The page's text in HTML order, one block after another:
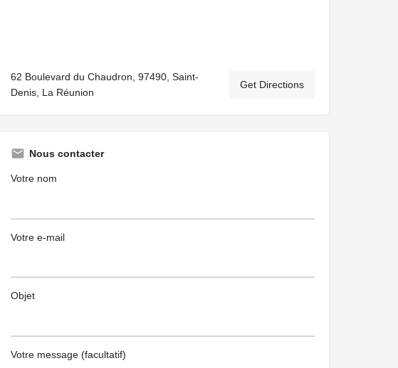
62 Boulevard du Chaudron, 97490, Saint-
Denis, La Réunion
Get Directions
Nous contacter
Votre nom
Votre e-mail
Objet
Votre message (facultatif)